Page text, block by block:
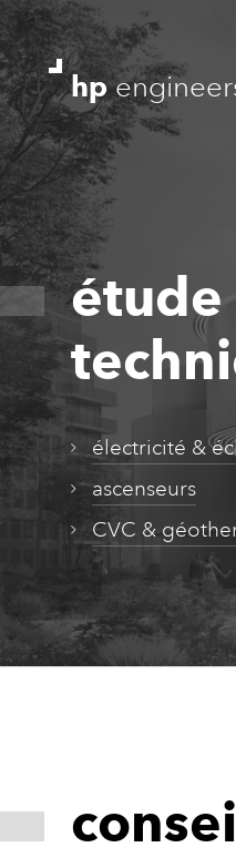
hp
étude
électricité &
ascenseurs
CVC &